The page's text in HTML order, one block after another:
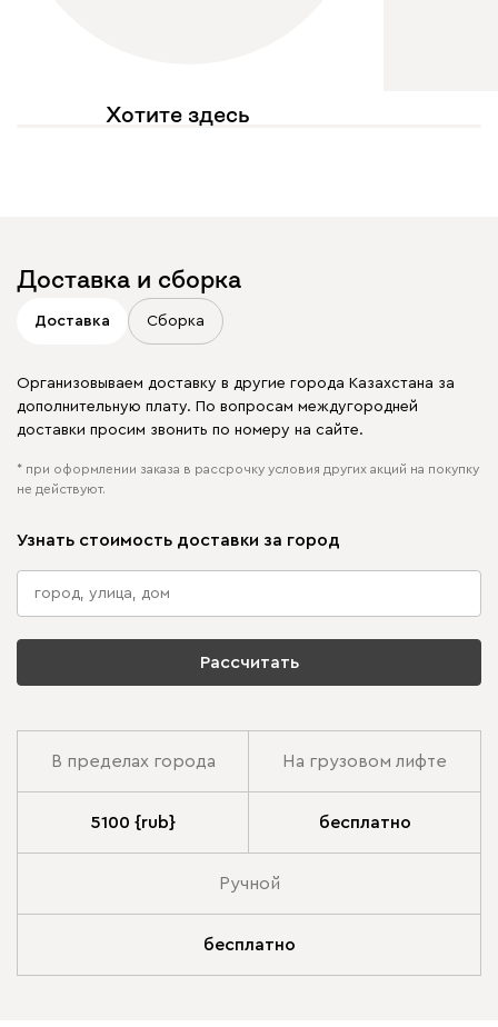
Хотите здесь
Доставка и сборка
Доставка Сборка
Организовываем доставку в другие города Казахстана за
дополнительную плату. По вопросам междугородней
доставки просим звонить по номеру на сайте.
* при оформлении заказа в рассрочку условия других акций на покупку
не действуют.
Узнать стоимость доставки за город
Рассчитать
В пределах города На грузовом лифте
5100 {rub} бесплатно
Ручной
бесплатно